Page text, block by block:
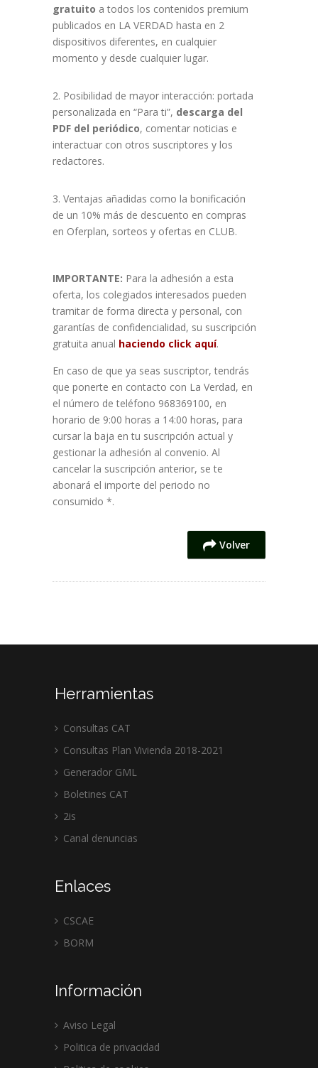
gratuito a todos los contenidos premium
publicados en LA VERDAD hasta en 2
dispositivos diferentes, en cualquier
momento y desde cualquier lugar.
Posibilidad de mayor interacción: portada
personalizada en “Para ti”, descarga del
PDF del periódico, comentar noticias e
interactuar con otros suscriptores y los
redactores.
Ventajas añadidas como la bonificación
de un 10% más de descuento en compras
en Oferplan, sorteos y ofertas en CLUB.
IMPORTANTE: Para la adhesión a esta
oferta, los colegiados interesados pueden
tramitar de forma directa y personal, con
garantías de confidencialidad, su suscripción
gratuita anual haciendo click aquí.
En caso de que ya seas suscriptor, tendrás
que ponerte en contacto con La Verdad, en
el número de teléfono 968369100, en
horario de 9:00 horas a 14:00 horas, para
cursar la baja en tu suscripción actual y
gestionar la adhesión al convenio. Al
cancelar la suscripción anterior, se te
abonará el importe del periodo no
consumido *.
Volver
Herramientas
Consultas CAT
Consultas Plan Vivienda 2018-2021
Generador GML
Boletines CAT
2is
Canal denuncias
Enlaces
CSCAE
BORM
Información
Aviso Legal
Politica de privacidad